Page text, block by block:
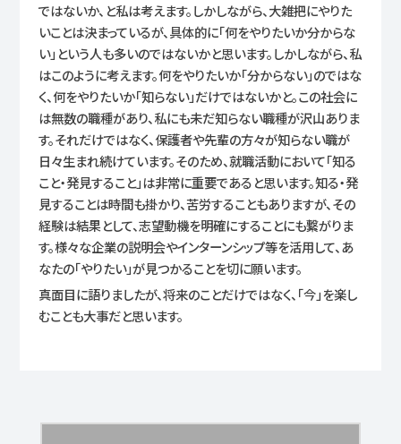
ではないか、と私は考えます。しかしながら、大雑把にやりた
いことは決まっているが、具体的に「何をやりたいか分からな
い」という人も多いのではないかと思います。しかしながら、私
はこのように考えます。何をやりたいか「分からない」のではな
く、何をやりたいか「知らない」だけではないかと。この社会に
は無数の職種があり、私にも未だ知らない職種が沢山ありま
す。それだけではなく、保護者や先輩の方々が知らない職が
日々生まれ続けています。そのため、就職活動において「知る
こと・発見すること」は非常に重要であると思います。知る・発
見することは時間も掛かり、苦労することもありますが、その
経験は結果として、志望動機を明確にすることにも繋がりま
す。様々な企業の説明会やインターンシップ等を活用して、あ
なたの「やりたい」が見つかることを切に願います。
真面目に語りましたが、将来のことだけではなく、「今」を楽し
むことも大事だと思います。